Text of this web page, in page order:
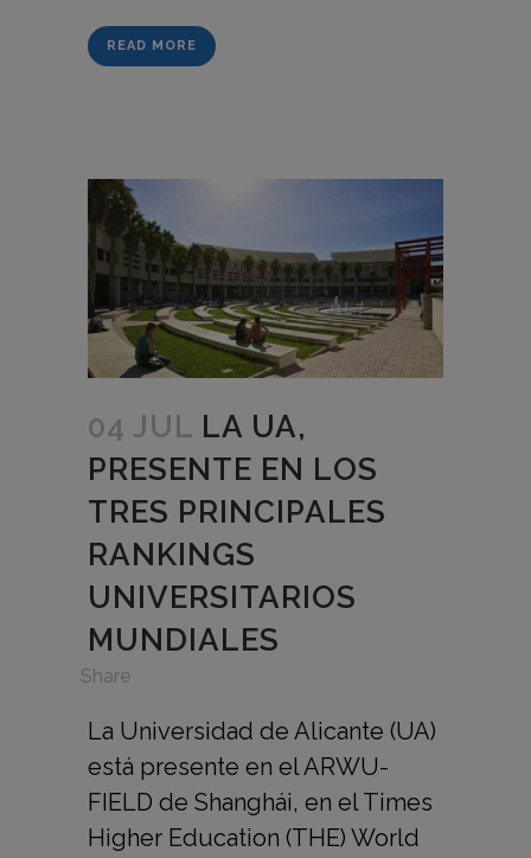
READ MORE
04 JUL LA UA,
PRESENTE EN LOS
TRES PRINCIPALES
RANKINGS
UNIVERSITARIOS
MUNDIALES
Share
La Universidad de Alicante (UA)
está presente en el ARWU-
FIELD de Shanghái, en el Times
Higher Education (THE) World